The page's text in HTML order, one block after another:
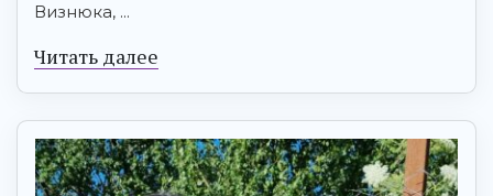
Визнюка, ...
Читать далее